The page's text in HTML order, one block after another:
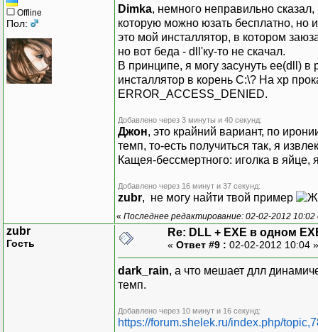
Offline
Пол:
Dimka, немного неправильно
которую можно юзать бесплатно, но
это мой инсталлятор, в котором
но вот беда - dll'ку-то не скачал.
В принципе, я могу засунуть ее(dll)
инсталлятор в корень C:\? На xp
ERROR_ACCESS_DENIED.
Добавлено через 3 минуты и 40 секунд:
Джон, это крайний вариант, по
темп, то-есть получиться так, я
Кащея-бессмертного: иголка в яйце,
Добавлено через 16 минут и 37 секунд:
zubr, не могу найти твой пример
« Последнее редактирование: 02-02-2012
zubr
Гость
Re: DLL + EXE в одном
« Ответ #9 : 02-02-2012 10:04
dark_rain, а что мешает длл
темп.
Добавлено через 10 минут и 16 секунд:
https://forum.shelek.ru/index.php/